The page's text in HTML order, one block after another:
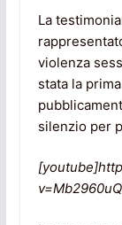
La
violenza
stata la
silenzio per